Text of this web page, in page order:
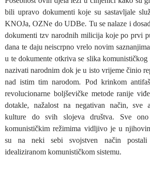
bili upravo dokumenti koje su sastavljale
KNOJa, OZNe do UDBe. Tu se nalaze i
dokumenti tzv narodnih milicija koje po prvi
dana te daju neiscrpno vrelo novim
u te dokumente otkriva se slika
nazivati narodnim dok je u isto vrijeme činio
nad istim tim narodom. Pod krinkom
revolucionarne boljševičke metode ranije
dotakle, nažalost na negativan način, sve
kulture do svih slojeva društva. Sve
komunističkim režimima vidljivo je u
su na neki sebi svojstven način postali
idealiziranom komunističkom sistemu.